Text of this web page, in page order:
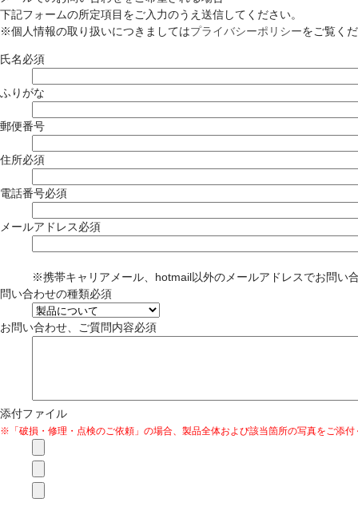
下記フォームの所定項目をご入力のうえ送信してください。
※個人情報の取り扱いにつきましてはプライバシーポリシーをご覧く
氏名必須
ふりがな
郵便番号
住所必須
電話番号必須
メールアドレス必須
※携帯キャリアメール、hotmail以外のメールアドレスでお問い
問い合わせの種類必須
お問い合わせ、ご質問内容必須
添付ファイル
※「破損・修理・点検のご依頼」の場合、製品全体および該当箇所の写真をご添